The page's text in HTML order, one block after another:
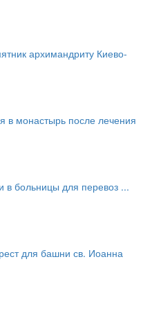
архимандриту Киево-
в монастырь после лечения
в больницы для перевоз ...
для башни св. Иоанна